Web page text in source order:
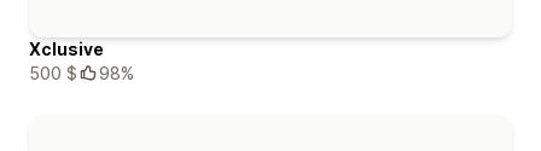
Xclusive
500 $
98%